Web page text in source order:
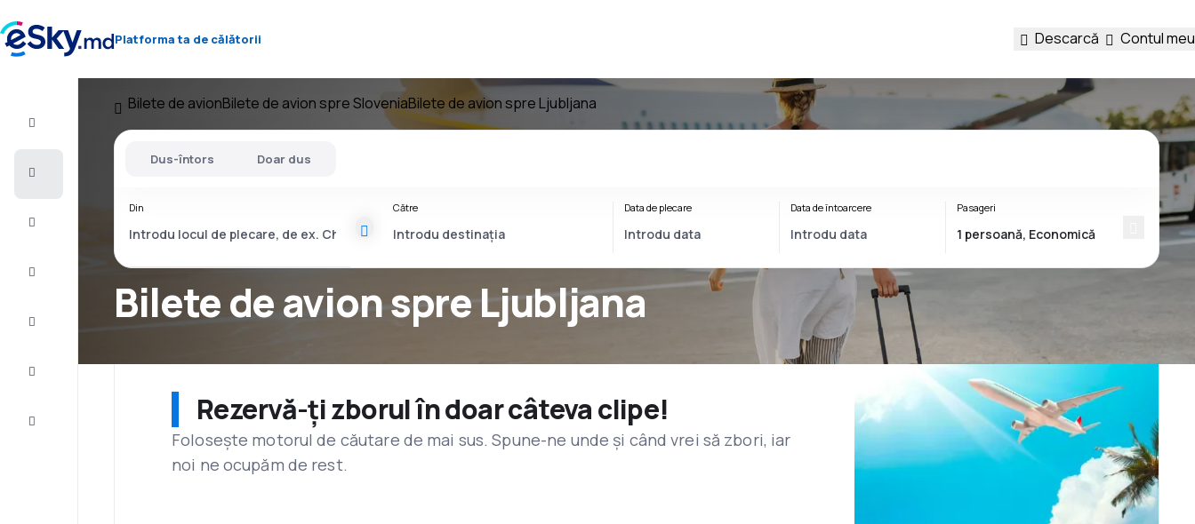
Platforma ta de călătorii Descarcă Contul meu
Inspiraţie şi
Bilete de avionBilete de avion spre SloveniaBilete de avion spre Ljubljana
Bilete de avion spre Ljubljana
Dus-întors Doar dus
Din Către Data de plecare Data de întoarcere Pasageri
Rezervă-ți zborul în doar câteva clipe!
Folosește motorul de căutare de mai sus. Spune-ne unde și când vrei să zbori, iar
noi ne ocupăm de rest.